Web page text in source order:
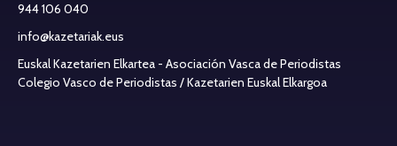
944 106 040
info@kazetariak.eus
Euskal Kazetarien Elkartea - Asociación Vasca de Periodistas
Colegio Vasco de Periodistas / Kazetarien Euskal Elkargoa